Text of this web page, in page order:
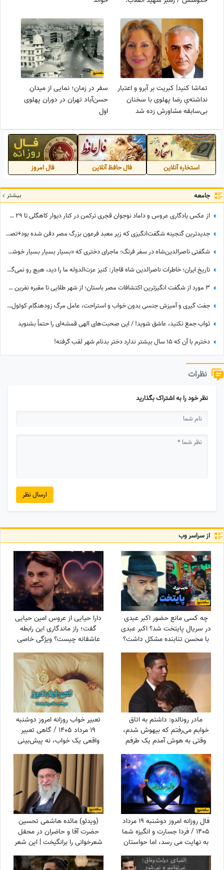
تماشا کنید| کبریت بر آبرو و اعتبار
نداشته‌یِ رضا پهلوی با سخنان
بی‌سابقه مشاورش زده شد
سفر در زمان؛ نمایی از میدان
حسن‌آباد تهران در دوران پهلوی
اول
استخاره آنلاین فال حافظ آنلاین فال امروز
جامعه بیشتر
از عکس یادگاری عروس و داماد نوجوان قجری ترکمن در کنار دیوار کاهگلی تا 29 سالگی مونیکا بلوچی با شال سفید پردار
جدیدترین گنجینه شگفت‌انگیزی که زیر معبد فرعون بزرگ مصر دفن شده بود+تصاویر/ معبد فراعنه بعد از هر اکتشاف حیرت‌انگیزتر میشه
شگفتی ناصرالدین‌شاه در سفر فرنگ؛ ماجرای دختری که «بسیار بسیار بسیار خوشگل» بود!
تاریخ ایران؛ خاطرات ناصرالدین شاه قاجار: کنیز عزت‌الدوله ما را دید، هیچ رو نمی‌گرفت، بسیار خجالت کشیدیم و...
3 مورد از شگفت انگیزترین اکتشافات مصر باستان؛ از شهر طلایی تا مقبره نفرین‌ شده
جفت گیری و آمیزش جنسی بدون خواب و استراحت، عامل مرگ زودهنگام کوئول‌ها! +عکس
ثواب جمع نکنید، عاشق شوید! / این صحبت‌های الهی قمشه‌ای را حتماً بشنوید
دخترم با آن که ۱۵ سال بیشتر ندارد دختر بدنام شهر لقب گرفته!
نظرات
نظر خود را به اشتراک بگذارید
ارسال نظر
از سراسر وب
چه کسی مانع حضور اکبر عبدی
در سریال پایتخت شد؟ اکبر عبدی
با محسن تنابنده مشکل داشت؟
دارا حیایی از عروس امین حیایی
گفت؛ راز ماندگاری این رابطه
عاشقانه چیست؟ ویژگی خاصی
که در رابطه‌های امروزی کم‌رنگ
شده!
مادر رونالدو: داشتم به اتاق
خوابم می‌رفتم که بیهوش شدم،
وقتی به هوش آمدم یک طرفم
فلج بود فکر کردم کارم تمام است
اما نوه‌ام به من گفت لطفاً زنده
بمان و...
تعبیر خواب روزانه امروز دوشنبه
19 مرداد 1405 / گاهی تعبیر
واقعی یک خواب، نه پیش‌بینی
آینده، بلکه فرصتی برای مکث
کردن و توجه بیشتر به احساسات
و خواسته‌های خودمان است
فال روزانه امروز دوشنبه 19 مرداد
1405 / فردا جسارت و انگیزه شما
به نهایت می رسد، اما حواستان
باشد که با احتیاط قدم برداری
(ویدئو) مائده هاشمی تحسین
حضرت آقا و حاضران در محفل
شعرخوانی را برانگیخت | این شعر
یادآور کودکان فلسطین و غزه
است 😢